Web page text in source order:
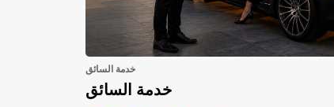
خدمة السائق
خدمة السائق